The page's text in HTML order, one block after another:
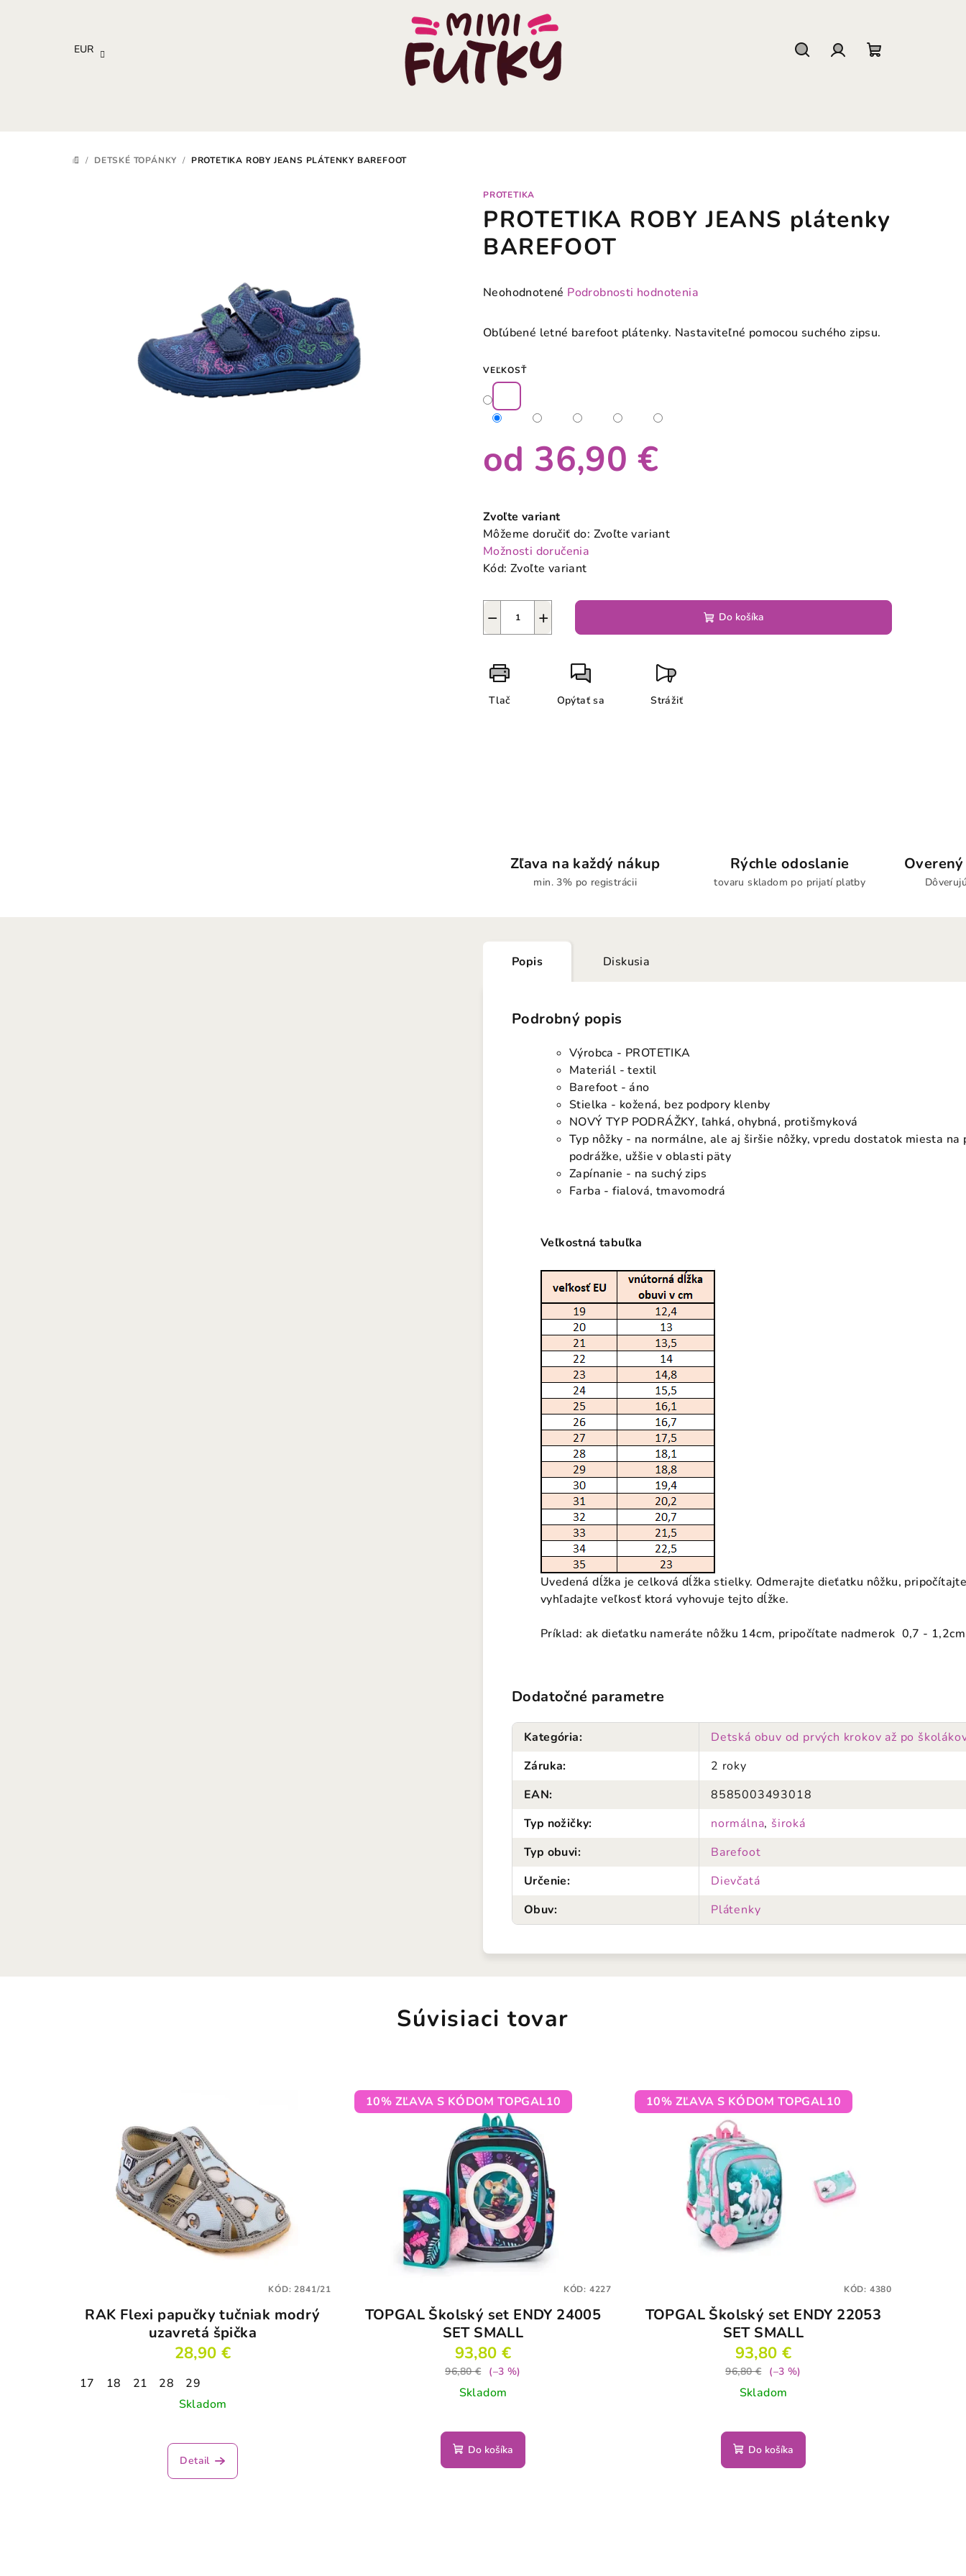
EUR
DOMOV
/ DETSKÉ TOPÁNKY / PROTETIKA ROBY JEANS PLÁTENKY BAREFOOT
PROTETIKA
PROTETIKA ROBY JEANS plátenky
BAREFOOT
Priemerné
produktu
z
5
hviezdičiek.
Neohodnotené Podrobnosti hodnotenia
Obľúbené letné barefoot plátenky. Nastaviteľné pomocou suchého zipsu.
VEĽKOSŤ
od 36,90 €
cena:
Zvoľte variant
Môžeme doručiť do: Zvoľte variant
Možnosti doručenia
Kód: Zvoľte variant
+
− Do košíka
Tlač Opýtať sa Strážiť
Zľava na každý nákup
min. 3% po registrácii
Rýchle odoslanie
tovaru skladom po prijatí platby
Popis Diskusia
Podrobný popis
Výrobca - PROTETIKA
Materiál - textil
Barefoot - áno
Stielka - kožená, bez podpory klenby
NOVÝ TYP PODRÁŽKY, ľahká, ohybná, protišmyková
Typ nôžky - na normálne, ale aj širšie nôžky, vpredu dostatok miesta
podrážke, užšie v oblasti päty
Zapínanie - na suchý zips
Farba - fialová, tmavomodrá
Veľkostná tabuľka
Uvedená dĺžka je celková dĺžka stielky. Odmerajte dieťatku nôžku,
vyhľadajte veľkosť ktorá vyhovuje tejto dĺžke.
Príklad: ak dieťatku nameráte nôžku 14cm, pripočítate nadmerok 0,7 -
Dodatočné parametre
Kategória:
Detská obuv od prvých krokov až po
Záruka:
2 roky
EAN:
8585003493018
Typ nožičky: normálna, široká
Typ obuvi:
Barefoot
Určenie:
Dievčatá
Obuv: Plátenky
Súvisiaci tovar
RAK Flexi papučky tučniak modrý
uzavretá špička
28,90 €
17 18 21 28
29
Skladom
Detail
KÓD:2841/21
10% ZĽAVA S KÓDOM TOPGAL10
TOPGAL Školský set ENDY 24005
SET SMALL
93,80 €
96,80 € (–3 %)
Skladom
Do košíka
KÓD: 4227
10% ZĽAVA S KÓDOM TOPGAL10
TOPGAL Školský set ENDY 22053
SET SMALL
93,80 €
96,80 € (–3 %)
Skladom
Do košíka
KÓD: 4380